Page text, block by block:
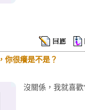
，你很癢是不是？
沒關係，我就喜